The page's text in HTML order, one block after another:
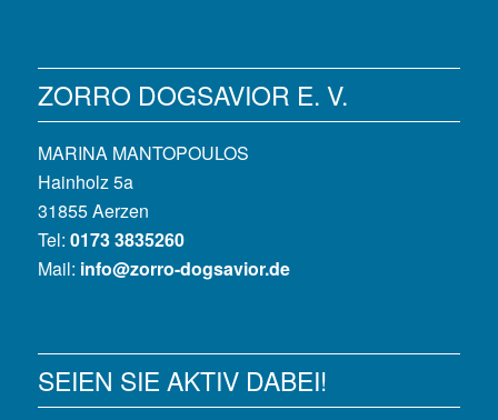
ZORRO DOGSAVIOR E. V.
MARINA MANTOPOULOS
Hainholz 5a
31855 Aerzen
Tel: 0173 3835260
Mail: info@zorro-dogsavior.de
SEIEN SIE AKTIV DABEI!